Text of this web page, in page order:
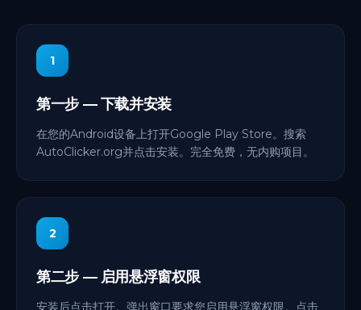
1
第一步 — 下载并安装
在您的Android设备上打开Google Play Store。搜索
AutoClicker.org并点击安装。完全免费，无内购项目。
2
第二步 — 启用悬浮窗权限
安装后点击打开。弹出窗口要求您启用悬浮窗权限。点击